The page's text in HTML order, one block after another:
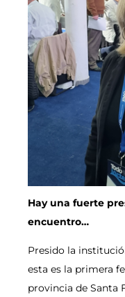
Hay una fuerte
encuentro…
Presido la
esta es la primera
provincia de Santa